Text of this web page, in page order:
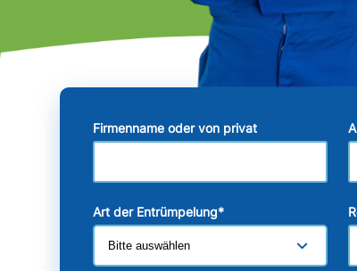
Firmenname oder von privat
Art der Entrümpelung*